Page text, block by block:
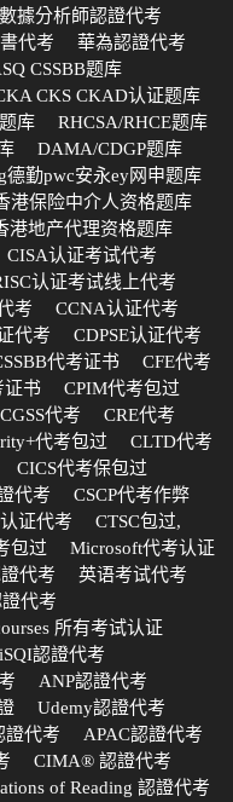
據分析師認證代考
代考
華為認證代考
CSSBB题库
CKS CKAD认证题库
库
RHCSA/RHCE题库
DAMA/CDGP题库
德勤pwc安永ey网申题库
港保险中介人资格题库
港地产代理资格题库
CISA认证考试代考
认证考试线上代考
考
CCNA认证代考
代考
CDPSE认证代考
代考证书
CFE代考
证书
CPIM代考包过
CGSS代考
CRE代考
代考包过
CLTD代考
CICS代考保包过
代考
CSCP代考作弊
证代考
CTSC包过,
包过
Microsoft代考认证
代考
英语考试代考
代考
所有考试认证
iSQI認證代考
ANP認證代考
Udemy認證代考
證代考
APAC認證代考
CIMA® 認證代考
of Reading 認證代考